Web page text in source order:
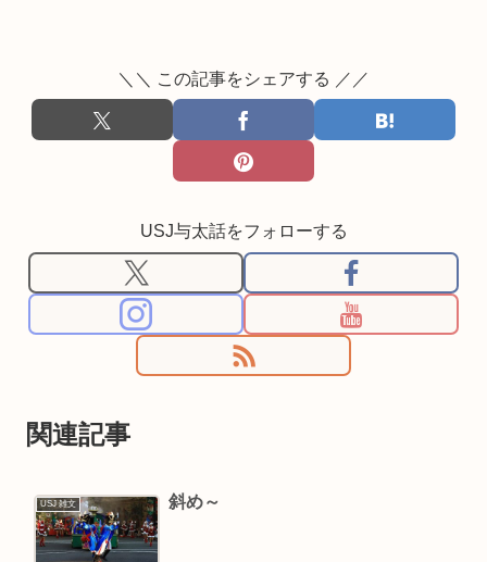
＼＼ この記事をシェアする ／／
USJ与太話をフォローする
関連記事
USJ 雑文 斜め～